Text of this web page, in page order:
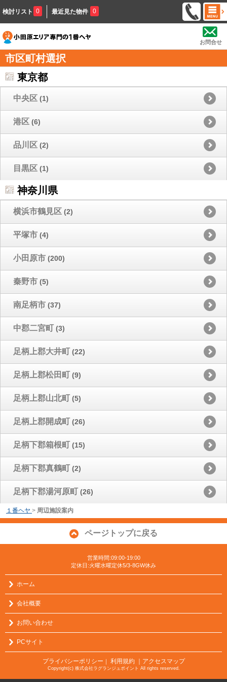
検討リスト 0 最近見た物件 0
お問合せ
市区町村選択
東京都
中央区 (1)
港区 (6)
品川区 (2)
目黒区 (1)
神奈川県
横浜市鶴見区 (2)
平塚市 (4)
小田原市 (200)
秦野市 (5)
南足柄市 (37)
中郡二宮町 (3)
足柄上郡大井町 (22)
足柄上郡松田町 (9)
足柄上郡山北町 (5)
足柄上郡開成町 (26)
足柄下郡箱根町 (15)
足柄下郡真鶴町 (2)
足柄下郡湯河原町 (26)
１番ヘヤ > 周辺施設案内
ページトップに戻る
営業時間:09:00-19:00
定休日:火曜水曜定休5/3-8GW休み
ホーム
会社概要
お問い合わせ
PCサイト
プライバシーポリシー ｜ 利用規約 ｜アクセスマップ
Copyright(c) 株式会社ラグランジュポイント All rights reserved.